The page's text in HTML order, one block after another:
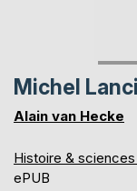
Michel
Alain van Hecke
Histoire &
ePUB